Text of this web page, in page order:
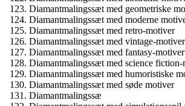
Diamantmalingssæt med geometriske
Diamantmalingssæt med moderne
Diamantmalingssæt med retro-motiver
Diamantmalingssæt med vintage-motiver
Diamantmalingssæt med fantasy-motiver
Diamantmalingssæt med science
Diamantmalingssæt med humoristiske
Diamantmalingssæt med søde motiver
Diamantmalingssæ